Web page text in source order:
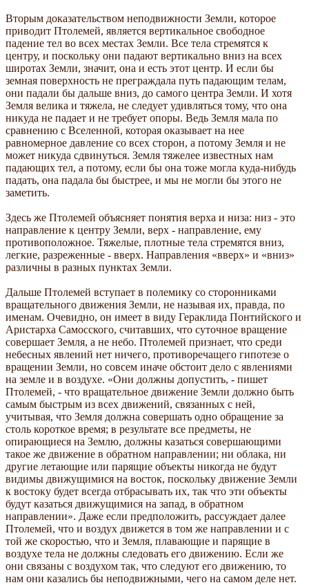
Вторым доказательством неподвижности Земли, которое
приводит Птолемей, является вертикальное свободное
падение тел во всех местах Земли. Все тела стремятся к
центру, и поскольку они падают вертикально вниз на всех
широтах Земли, значит, она и есть этот центр. И если бы
земная поверхность не преграждала путь падающим телам,
они падали бы дальше вниз, до самого центра Земли. И хотя
Земля велика и тяжела, не следует удивляться тому, что она
никуда не падает и не требует опоры. Ведь Земля мала по
сравнению с Вселенной, которая оказывает на нее
равномерное давление со всех сторон, а потому Земля и не
может никуда сдвинуться. Земля тяжелее известных нам
падающих тел, а потому, если бы она тоже могла куда-нибудь
падать, она падала бы быстрее, и мы не могли бы этого не
заметить.
Здесь же Птолемей объясняет понятия верха и низа: низ - это
направление к центру Земли, верх - направление, ему
противоположное. Тяжелые, плотные тела стремятся вниз,
легкие, разреженные - вверх. Направления «вверх» и «вниз»
различны в разных пунктах Земли.
Дальше Птолемей вступает в полемику со сторонниками
вращательного движения Земли, не называя их, правда, по
именам. Очевидно, он имеет в виду Гераклида Понтийского и
Аристарха Самосского, считавших, что суточное вращение
совершает Земля, а не небо. Птолемей признает, что среди
небесных явлений нет ничего, противоречащего гипотезе о
вращении Земли, но совсем иначе обстоит дело с явлениями
на земле и в воздухе. «Они должны допустить, - пишет
Птолемей, - что вращательное движение Земли должно быть
самым быстрым из всех движений, связанных с ней,
учитывая, что Земля должна совершать одно обращение за
столь короткое время; в результате все предметы, не
опирающиеся на Землю, должны казаться совершающими
такое же движение в обратном направлении; ни облака, ни
другие летающие или парящие объекты никогда не будут
видимы движущимися на восток, поскольку движение Земли
к востоку будет всегда отбрасывать их, так что эти объекты
будут казаться движущимися на запад, в обратном
направлении». Даже если предположить, рассуждает далее
Птолемей, что и воздух движется в том же направлении и с
той же скоростью, что и Земля, плавающие и парящие в
воздухе тела не должны следовать его движению. Если же
они связаны с воздухом так, что следуют его движению, то
нам они казались бы неподвижными, чего на самом деле нет.